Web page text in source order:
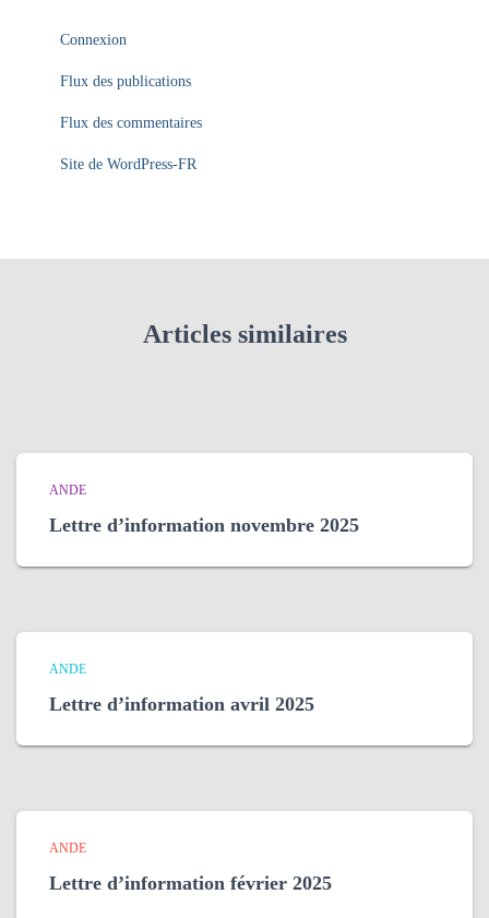
Connexion
Flux des publications
Flux des commentaires
Site de WordPress-FR
Articles similaires
ANDE
Lettre d’information novembre 2025
ANDE
Lettre d’information avril 2025
ANDE
Lettre d’information février 2025